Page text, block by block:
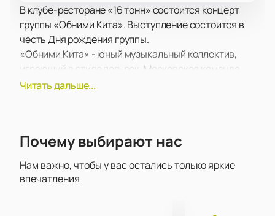
В клубе-ресторане «16 тонн» состоится концерт
группы «Обними Кита». Выступление состоится в
честь Дня рождения группы.
«Обними Кита» - юный музыкальный коллектив,
играющий в стиле поп-рок. Московская команда
появилась в 2013 году и успешно гастролирует по
атмосферное звучание.
давно знают и любят в музыкальных кругах. Песни
«Кита» не раз появлялись на «Наше Радио» и «Эхо
Читать дальше...
Почему выбирают нас
Нам важно, чтобы у вас остались только яркие
впечатления